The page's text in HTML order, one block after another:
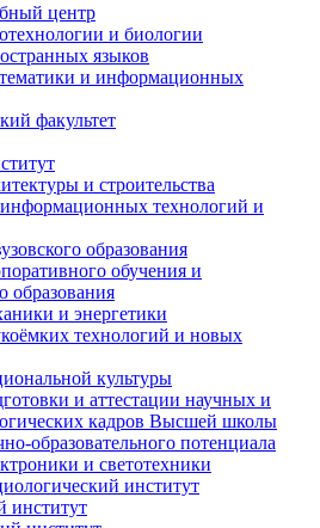
центр
и биологии
языков
и информационных
факультет
и строительства
технологий и
образования
обучения и
образования
и энергетики
технологий и новых
культуры
и аттестации научных и
кадров Высшей школы
образовательного потенциала
и светотехники
институт
институт